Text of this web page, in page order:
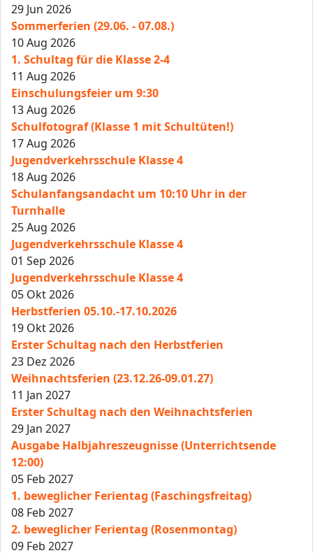
29 Jun 2026
Sommerferien (29.06. - 07.08.)
10 Aug 2026
1. Schultag für die Klasse 2-4
11 Aug 2026
Einschulungsfeier um 9:30
13 Aug 2026
Schulfotograf (Klasse 1 mit Schultüten!)
17 Aug 2026
Jugendverkehrsschule Klasse 4
18 Aug 2026
Schulanfangsandacht um 10:10 Uhr in der
Turnhalle
25 Aug 2026
Jugendverkehrsschule Klasse 4
01 Sep 2026
Jugendverkehrsschule Klasse 4
05 Okt 2026
Herbstferien 05.10.-17.10.2026
19 Okt 2026
Erster Schultag nach den Herbstferien
23 Dez 2026
Weihnachtsferien (23.12.26-09.01.27)
11 Jan 2027
Erster Schultag nach den Weihnachtsferien
29 Jan 2027
Ausgabe Halbjahreszeugnisse (Unterrichtsende
12:00)
05 Feb 2027
1. beweglicher Ferientag (Faschingsfreitag)
08 Feb 2027
2. beweglicher Ferientag (Rosenmontag)
09 Feb 2027